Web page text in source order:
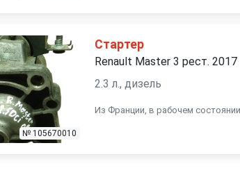
№ 105670010
Стартер
Renault Master 3 рест. 2017
2.3 л., дизель
Из Франции, в рабочем